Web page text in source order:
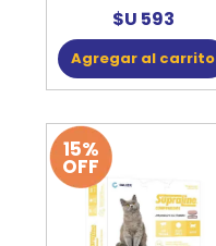
$U 593
Agregar al carrito
15%
OFF